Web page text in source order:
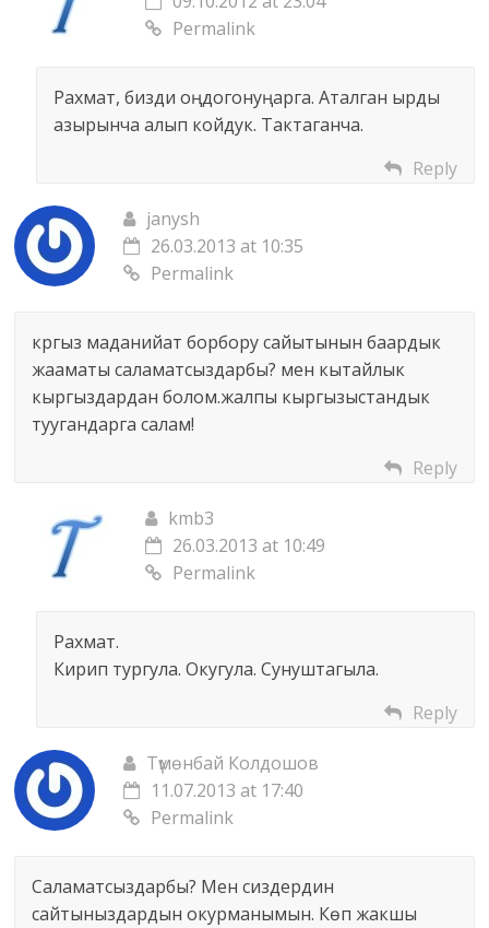
Permalink
Рахмат, бизди оңдогонуңарга. Аталган ырды
азырынча алып койдук. Тактаганча.
Reply
janysh
26.03.2013 at 10:35
Permalink
кргыз маданийат борбору сайытынын баардык
жааматы саламатсыздарбы? мен кытайлык
кыргыздардан болом.жалпы кыргызыстандык
туугандарга салам!
Reply
kmb3
26.03.2013 at 10:49
Permalink
Рахмат.
Кирип тургула. Окугула. Сунуштагыла.
Reply
Түмөнбай Колдошов
11.07.2013 at 17:40
Permalink
Саламатсыздарбы? Мен сиздердин
сайтыныздардын окурманымын. Көп жакшы